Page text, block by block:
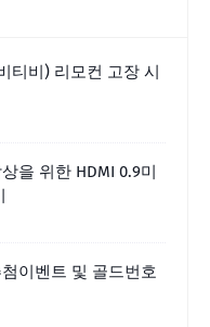
티비) 리모컨 고장 시
을 위한 HDMI 0.9미
이벤트 및 골드번호